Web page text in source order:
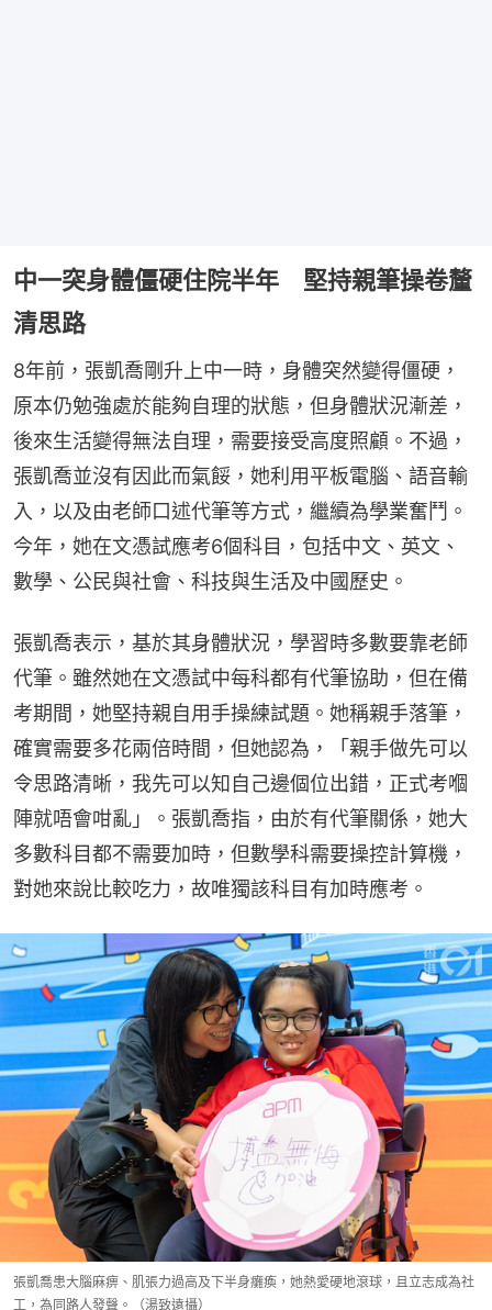
中一突身體僵硬住院半年 堅持親筆操卷釐
清思路
8年前，張凱喬剛升上中一時，身體突然變得僵硬，
原本仍勉強處於能夠自理的狀態，但身體狀況漸差，
後來生活變得無法自理，需要接受高度照顧。不過，
張凱喬並沒有因此而氣餒，她利用平板電腦、語音輸
入，以及由老師口述代筆等方式，繼續為學業奮鬥。
今年，她在文憑試應考6個科目，包括中文、英文、
數學、公民與社會、科技與生活及中國歷史。
張凱喬表示，基於其身體狀況，學習時多數要靠老師
代筆。雖然她在文憑試中每科都有代筆協助，但在備
考期間，她堅持親自用手操練試題。她稱親手落筆，
確實需要多花兩倍時間，但她認為，「親手做先可以
令思路清晰，我先可以知自己邊個位出錯，正式考嗰
陣就唔會咁亂」。張凱喬指，由於有代筆關係，她大
多數科目都不需要加時，但數學科需要操控計算機，
對她來說比較吃力，故唯獨該科目有加時應考。
張凱喬患大腦麻痹、肌張力過高及下半身癱瘓，她熱愛硬地滾球，且立志成為社
工，為同路人發聲。（湯致遠攝）